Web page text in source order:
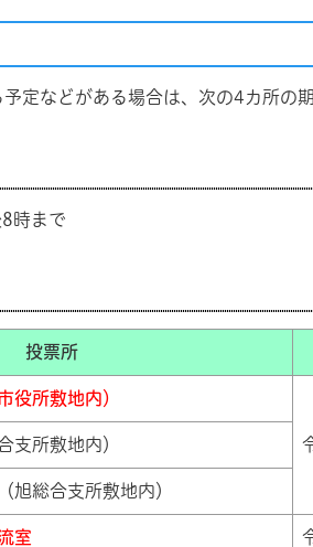
定などがある場合は、次の4カ所の
時まで
投票所
役所敷地内）
支所敷地内）
旭総合支所敷地内）
室